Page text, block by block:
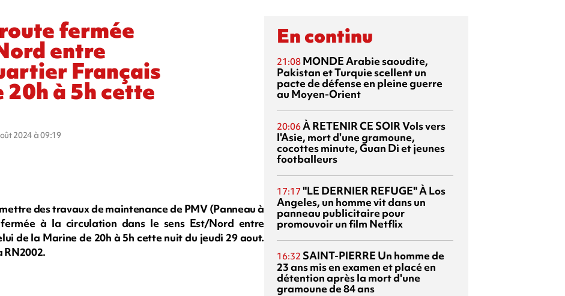
fermée
entre
Français
20h à 5h cette
2024 à 09:19
des travaux de maintenance de PMV (Panneau à
à la circulation dans le sens Est/Nord entre
de la Marine de 20h à 5h cette nuit du jeudi 29 aout.
RN2002.
En continu
21:08 MONDEArabie saoudite,
Pakistan et Turquie scellent un
pacte de défense en pleine guerre
au Moyen-Orient
20:06À RETENIR CE SOIRVols vers
l'Asie, mort d'une gramoune,
cocottes minute, Guan Di et jeunes
footballeurs
17:17 "LE DERNIER REFUGE"À Los
Angeles, un homme vit dans un
panneau publicitaire pour
promouvoir un film Netflix
16:32 SAINT-PIERRE Un homme de
23 ans mis en examen et placé en
détention après la mort d'une
gramoune de 84 ans